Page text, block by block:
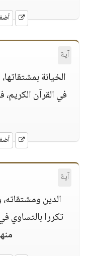
آية
الخيانة
في القرآن
آية
الدين
تكررا بالتساوي